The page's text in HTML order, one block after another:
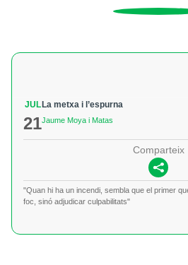
JUL
21
La metxa i l’espurna
Jaume Moya i Matas
Comparteix
"Quan hi ha un incendi, sembla que el primer
foc, sinó adjudicar culpabilitats"